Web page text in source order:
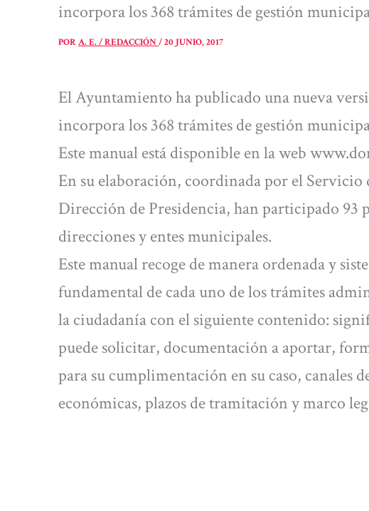
incorpora los 368 trámites de gestión
PORA. E. / REDACCIÓN/20 JUNIO, 2017
El Ayuntamiento ha publicado una nueva
incorpora los 368 trámites de gestión
Este manual está disponible en la web
En su elaboración, coordinada por el
Dirección de Presidencia, han participado 93
direcciones y entes municipales.
Este manual recoge de manera ordenada y
fundamental de cada uno de los trámites
la ciudadanía con el siguiente contenido:
puede solicitar, documentación a aportar,
para su cumplimentación en su caso, canales
económicas, plazos de tramitación y marco